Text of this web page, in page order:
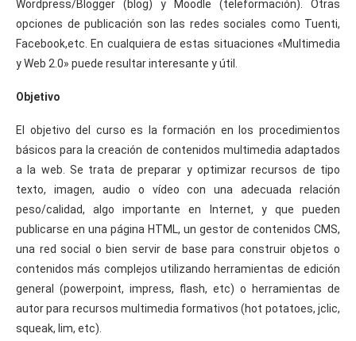
Wordpress/Blogger (blog) y Moodle (teleformación). Otras
opciones de publicación son las redes sociales como Tuenti,
Facebook,etc. En cualquiera de estas situaciones «Multimedia
y Web 2.0» puede resultar interesante y útil.
Objetivo
El objetivo del curso es la formación en los procedimientos
básicos para la creación de contenidos multimedia adaptados
a la web. Se trata de preparar y optimizar recursos de tipo
texto, imagen, audio o vídeo con una adecuada relación
peso/calidad, algo importante en Internet, y que pueden
publicarse en una página HTML, un gestor de contenidos CMS,
una red social o bien servir de base para construir objetos o
contenidos más complejos utilizando herramientas de edición
general (powerpoint, impress, flash, etc) o herramientas de
autor para recursos multimedia formativos (hot potatoes, jclic,
squeak, lim, etc).